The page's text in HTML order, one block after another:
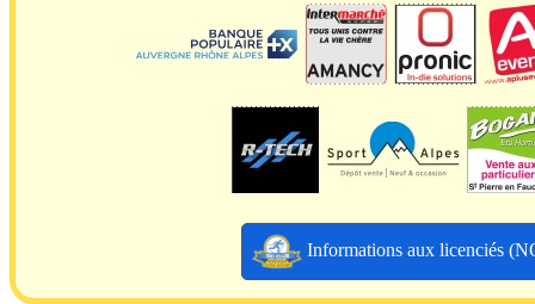
Informations aux licenciés